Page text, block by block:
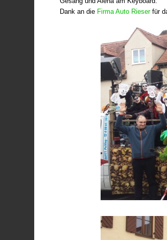
Dank an die Firma Auto Rieserfür